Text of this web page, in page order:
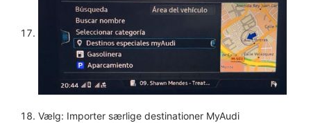
Vælg: Importer særlige destinationer MyAudi